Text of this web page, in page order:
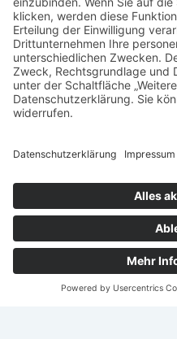
31
« Juni